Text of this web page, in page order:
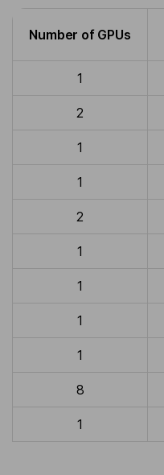
Number of GPUs
1
2
1
1
2
1
1
1
1
8
1